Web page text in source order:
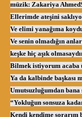
müzik: Zakariya Ahmed
Ellerimde ateşini
Ve elimi yanağıma
Ve senin olmadığın
keşke hiç aşık
Bilmek istiyorum acaba
Ya da kalbinde başkası
Umutsuzluğumdan
“Yokluğun sonsuza
Kendi kendime sorarım